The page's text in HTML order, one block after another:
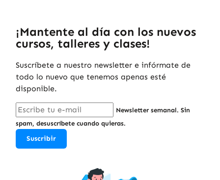
¡Mantente al día con los nuevos
cursos, talleres y clases!
Suscríbete a nuestro newsletter e infórmate de
todo lo nuevo que tenemos apenas esté
disponible.
Newsletter semanal. Sin
spam, desuscríbete cuando quieras.
Suscribir